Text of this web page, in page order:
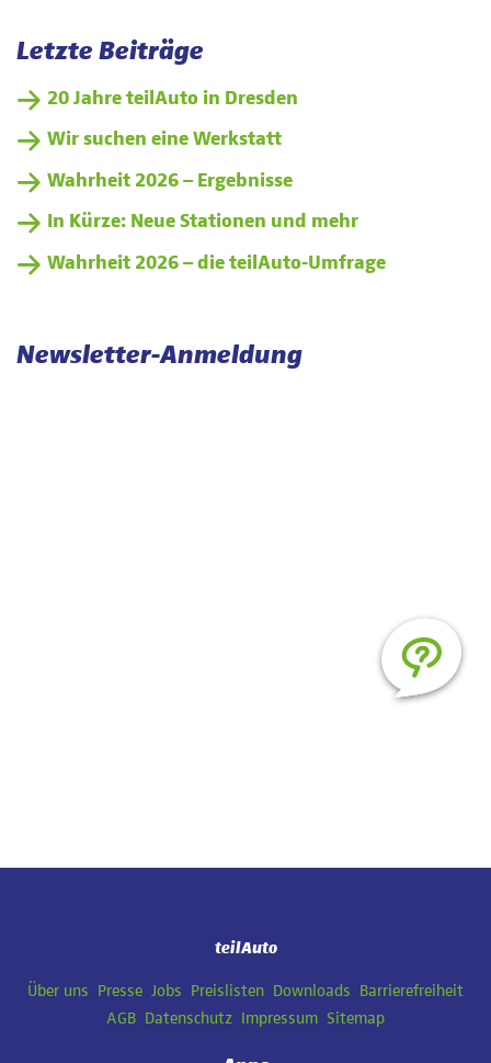
Letzte Beiträge
20 Jahre teilAuto in Dresden
Wir suchen eine Werkstatt
Wahrheit 2026 – Ergebnisse
In Kürze: Neue Stationen und mehr
Wahrheit 2026 – die teilAuto-Umfrage
Newsletter-Anmeldung
teilAuto
Navigation
überspringen
Über uns Presse Jobs Preislisten Downloads
Barrierefreiheit
AGB Datenschutz Impressum Sitemap